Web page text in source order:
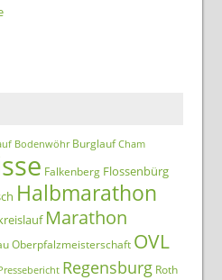
Bodenwöhr Burglauf Cham
Falkenberg Flossenbürg
Halbmarathon
Marathon
Oberpfalzmeisterschaft OVL
Regensburg Roth